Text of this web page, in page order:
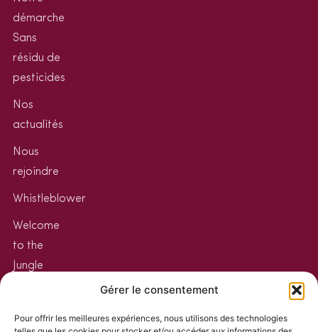
Gérer le consentement
Pour offrir les meilleures expériences, nous utilisons des technologies
démarche
Sans
résidu de
pesticides
Nos
actualités
Nous
rejoindre
Whistleblower
Welcome
to the
Jungle
espace